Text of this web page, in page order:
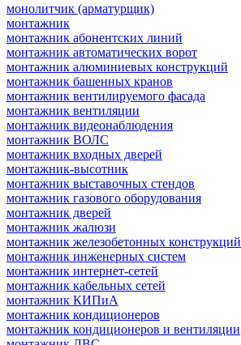
монолитчик (арматурщик)
монтажник
монтажник абонентских линий
монтажник автоматических ворот
монтажник алюминиевых конструкций
монтажник башенных кранов
монтажник вентилируемого фасада
монтажник вентиляции
монтажник видеонаблюдения
монтажник ВОЛС
монтажник входных дверей
монтажник-высотник
монтажник выставочных стендов
монтажник газового оборудования
монтажник дверей
монтажник жалюзи
монтажник железобетонных конструкций
монтажник инженерных систем
монтажник интернет-сетей
монтажник кабельных сетей
монтажник КИПиА
монтажник кондиционеров
монтажник кондиционеров и вентиляции